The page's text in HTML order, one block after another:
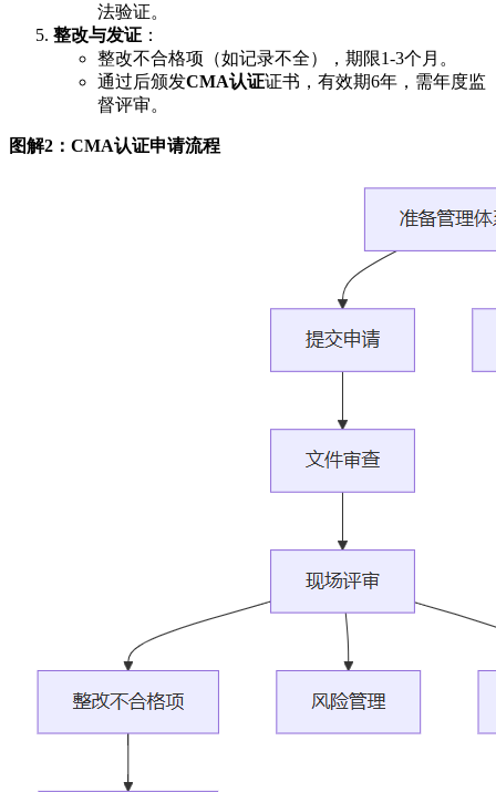
法验证。
整改与发证 ：
整改不合格项（如记录不全），期限1-3个月。
通过后颁发CMA认证证书，有效期6年，需年度监
督评审。
图解2：CMA认证申请流程